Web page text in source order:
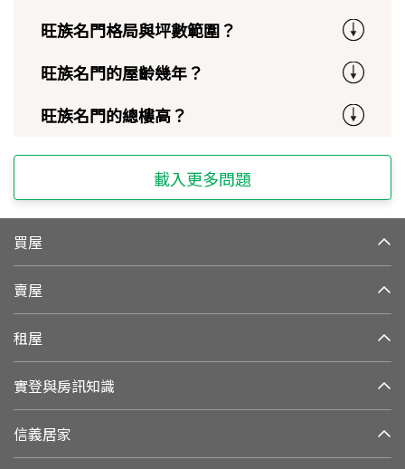
旺族名門格局與坪數範圍？
旺族名門的屋齡幾年？
旺族名門的總樓高？
載入更多問題
買屋
賣屋
租屋
實登與房訊知識
信義居家